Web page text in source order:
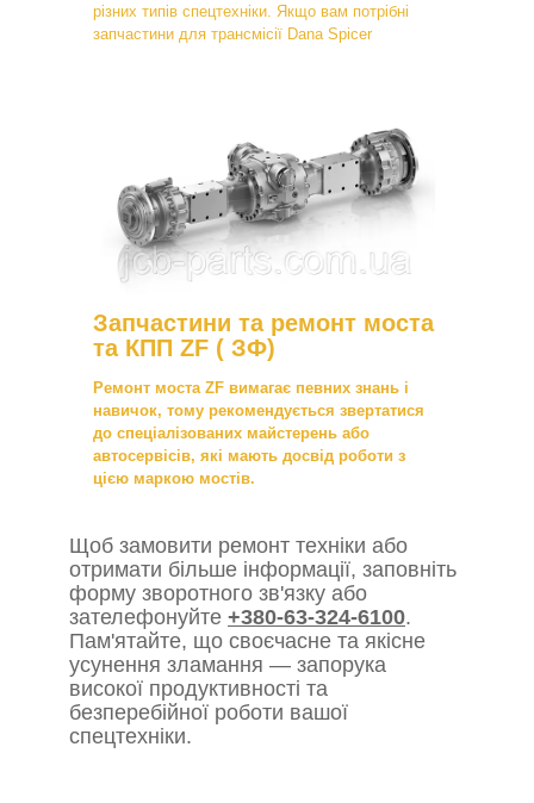
різних типів спецтехніки. Якщо вам потрібні
запчастини для трансмісії Dana Spicer
Запчастини та ремонт моста
та КПП ZF ( ЗФ)
Ремонт моста ZF вимагає певних знань і
навичок, тому рекомендується звертатися
до спеціалізованих майстерень або
автосервісів, які мають досвід роботи з
цією маркою мостів.
Щоб замовити ремонт техніки або
отримати більше інформації, заповніть
форму зворотного зв'язку або
зателефонуйте +380-63-324-6100.
Пам'ятайте, що своєчасне та якісне
усунення зламання — запорука
високої продуктивності та
безперебійної роботи вашої
спецтехніки.